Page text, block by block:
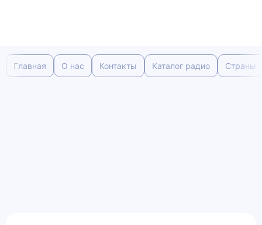
Главная О нас Контакты Каталог радио Страны